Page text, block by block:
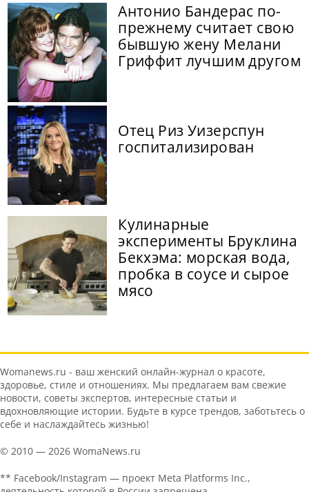
Антонио Бандерас по-
прежнему считает свою
бывшую жену Мелани
Гриффит лучшим другом
Отец Риз Уизерспун
госпитализирован
Кулинарные
эксперименты Бруклина
Бекхэма: морская вода,
пробка в соусе и сырое
мясо
Womanews.ru - ваш женский онлайн-журнал о красоте,
здоровье, стиле и отношениях. Мы предлагаем вам свежие
новости, советы экспертов, интересные статьи и
вдохновляющие истории. Будьте в курсе трендов, заботьтесь о
себе и наслаждайтесь жизнью!
© 2010 — 2026 WomaNews.ru
** Facebook/Instagram — проект Meta Platforms Inc.,